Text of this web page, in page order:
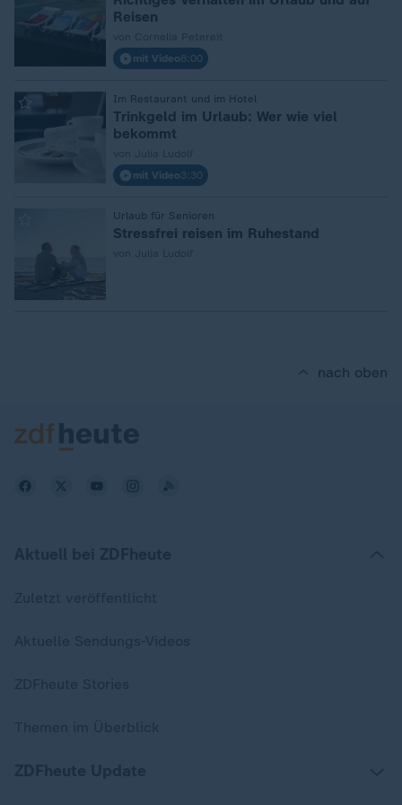
Reisen
mit Video8:00
Im Restaurant und im Hotel
Trinkgeld im Urlaub: Wer wie viel
bekommt
mit Video3:30
Urlaub für Senioren
Stressfrei reisen im Ruhestand
nach oben